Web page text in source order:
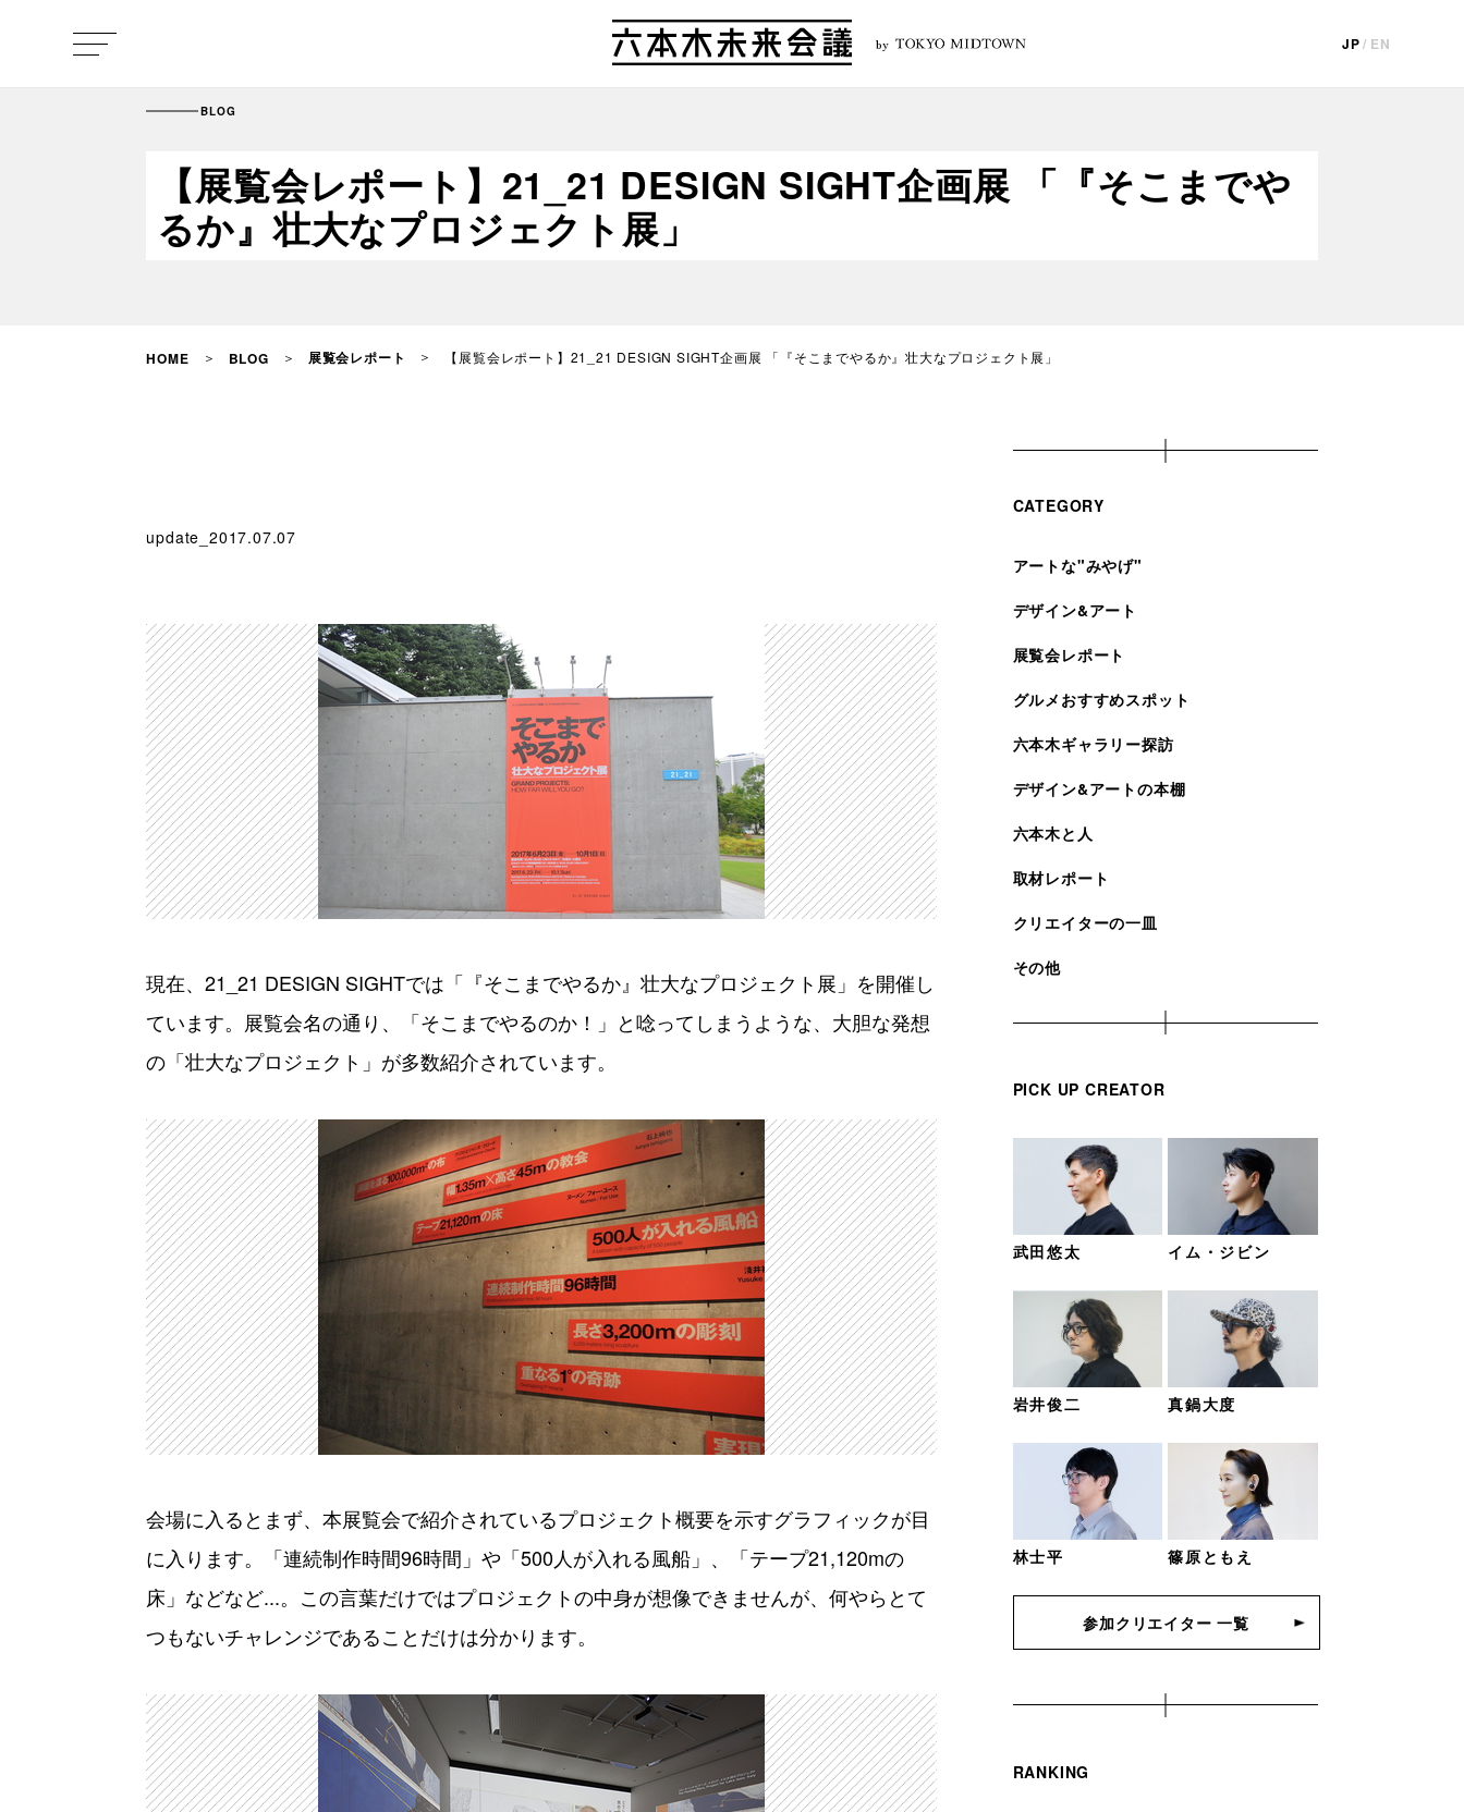
by JP/ EN
BLOG
【展覧会レポート】21_21 DESIGN SIGHT企画展 「『そこまでや
るか』壮大なプロジェクト展」
HOME BLOG 展覧会レポート 【展覧会レポート】21_21 DESIGN SIGHT企画展 「『そこまでやるか』壮大なプロジェクト展」
update_2017.07.07
現在、21_21 DESIGN SIGHTでは「『そこまでやるか』壮大なプロジェクト展」を開催し
ています。展覧会名の通り、「そこまでやるのか！」と唸ってしまうような、大胆な発想
の「壮大なプロジェクト」が多数紹介されています。
会場に入るとまず、本展覧会で紹介されているプロジェクト概要を示すグラフィックが目
に入ります。「連続制作時間96時間」や「500人が入れる風船」、「テープ21,120mの
床」などなど...。この言葉だけではプロジェクトの中身が想像できませんが、何やらとて
つもないチャレンジであることだけは分かります。
CATEGORY
アートな"みやげ"
デザイン&アート
展覧会レポート
グルメおすすめスポット
六本木ギャラリー探訪
デザイン&アートの本棚
六本木と人
取材レポート
クリエイターの一皿
その他
PICK UP CREATOR
武田悠太 イム・ジビン
岩井俊二 真鍋大度
林士平 篠原ともえ
参加クリエイター 一覧
RANKING